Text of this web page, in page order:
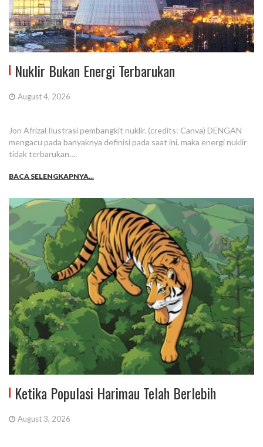
Nuklir Bukan Energi Terbarukan
August 4, 2026
Jon Afrizal Ilustrasi pembangkit nuklir. (credits: Canva) DENGAN
mengacu pada banyaknya definisi pada saat ini, maka energi nuklir
tidak terbarukan….
BACA SELENGKAPNYA...
Ketika Populasi Harimau Telah Berlebih
August 3, 2026